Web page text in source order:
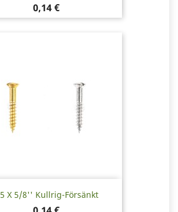
Pris
0,14 €
5 X 5/8'' Kullrig-Försänkt